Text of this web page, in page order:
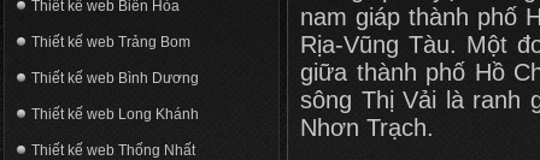
Thiết kế web Biên Hòa
Thiết kế web Trảng Bom
Thiết kế web Bình Dương
Thiết kế web Long Khánh
Thiết kế web Thống Nhất
nam giáp thành phố
Rịa-Vũng Tàu. Một
giữa thành phố Hồ
sông Thị Vải là ranh
Nhơn Trạch.